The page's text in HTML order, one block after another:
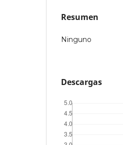
Resumen
Ninguno
Descargas